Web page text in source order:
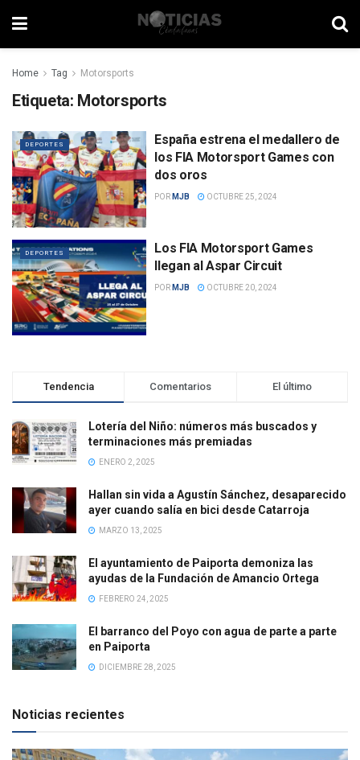
Home Tag Motorsports
Etiqueta: Motorsports
DEPORTES
España estrena el medallero de
los FIA Motorsport Games con
dos oros
POR MJB OCTUBRE 25, 2024
DEPORTES
Los FIA Motorsport Games
llegan al Aspar Circuit
POR MJB OCTUBRE 20, 2024
Tendencia Comentarios El último
Lotería del Niño: números más buscados y
terminaciones más premiadas
ENERO 2, 2025
Hallan sin vida a Agustín Sánchez, desaparecido
ayer cuando salía en bici desde Catarroja
MARZO 13, 2025
El ayuntamiento de Paiporta demoniza las
ayudas de la Fundación de Amancio Ortega
FEBRERO 24, 2025
El barranco del Poyo con agua de parte a parte
en Paiporta
DICIEMBRE 28, 2025
Noticias recientes